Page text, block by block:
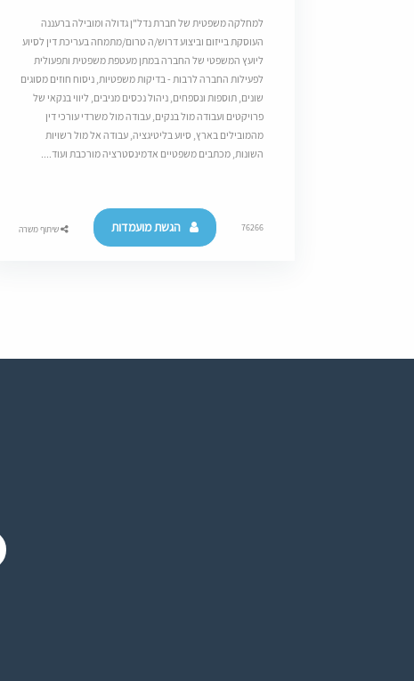
למחלקה משפטית של חברת נדל"ן גדולה ומובילה ברעננה
העוסקת בייזום וביצוע דרוש/ה טרום/מתמחה בעריכת דין לסיוע
ליועץ המשפטי של החברה במתן מעטפת משפטית ותפעולית
לפעילות החברה לרבות - בדיקות משפטיות, ניסוח חוזים מסוגים
שונים, תוספות ונספחים, ניהול נכסים מניבים, ליווי בנקאי של
פרויקטים ועבודה מול בנקים, עבודה מול משרדי עורכי דין
מהמובילים בארץ, סיוע בליטיגציה, עבודה אל מול רשויות
השונות, מכתבים משפטיים אדמינסטרציה מורכבת ועוד....
76266 הגשת מועמדות שיתוף משרה